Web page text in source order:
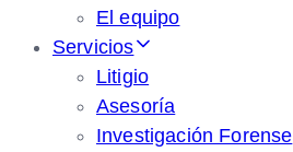
El equipo
Servicios
Litigio
Asesoría
Investigación Forense